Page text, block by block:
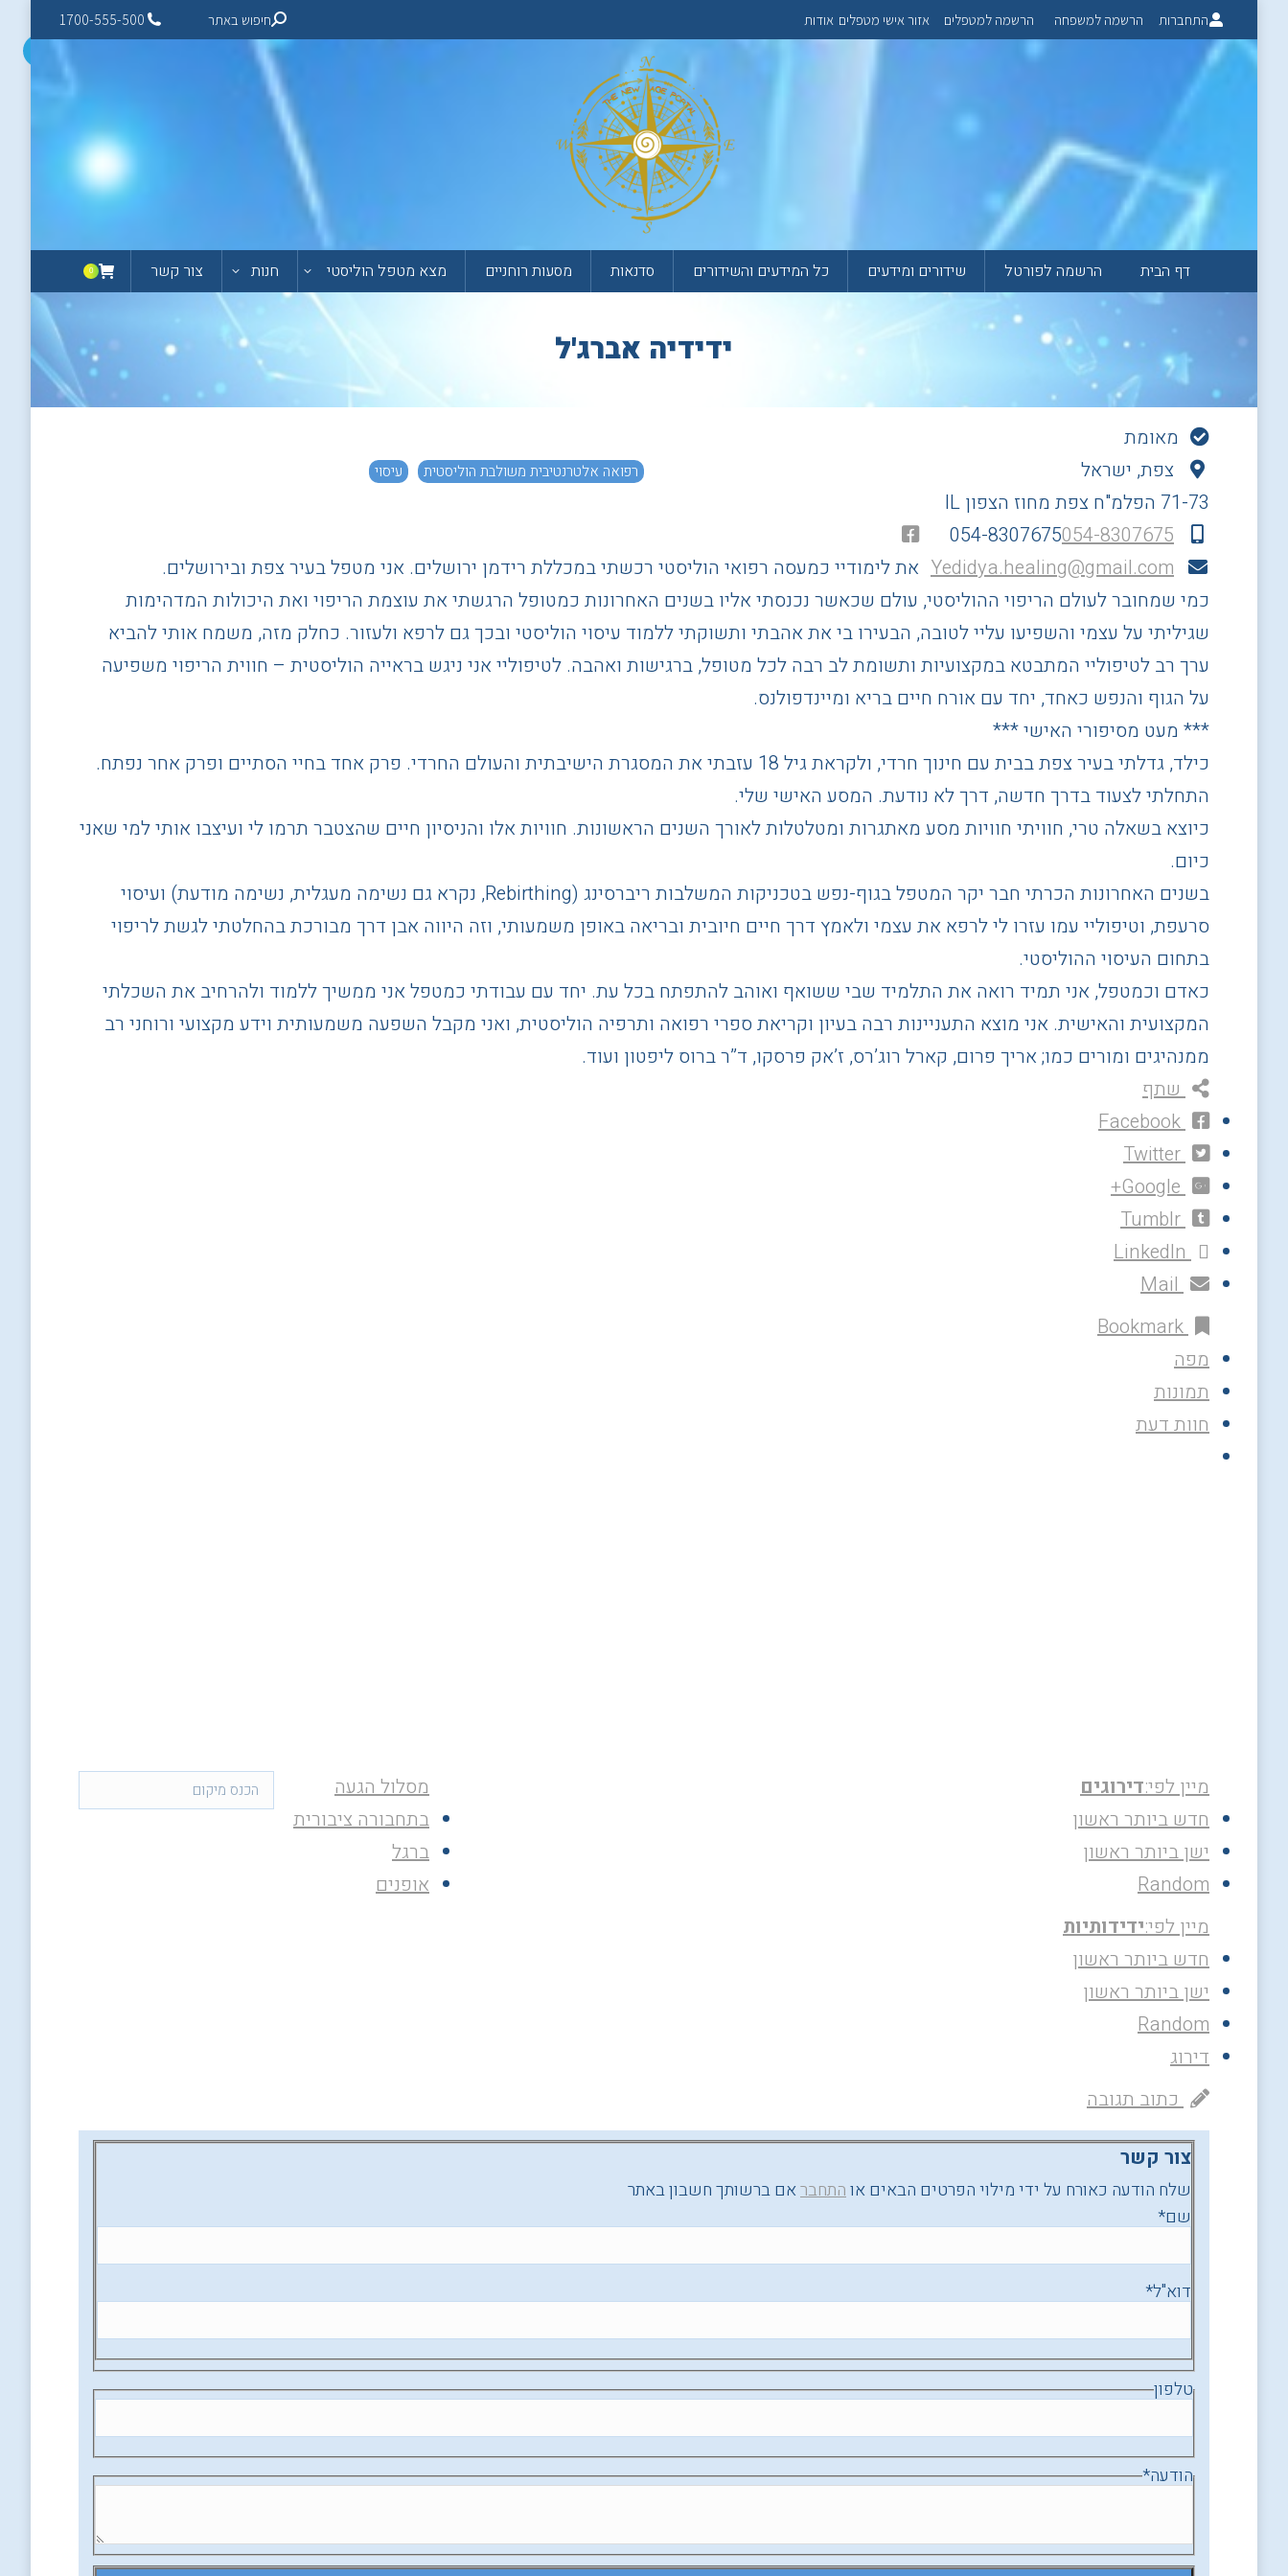
התחברות הרשמה למשפחה הרשמה למטפלים אזור אישי מטפלים אודות חיפוש באתר 1700-555-500
דף הבית הרשמה לפורטל שידורים ומידעים כל המידעים והשידורים סדנאות מסעות רוחניים מצא מטפל הוליסטי חנות צור קשר 0
ידידיה אברג'ל
מאומת
רפואה אלטרנטיבית משולבת הוליסטית עיסוי
צפת, ישראל
71-73 הפלמ"ח
צפת מחוז הצפון IL
054-8307675054-8307675
Yedidya.healing@gmail.com את לימודיי כמעסה רפואי הוליסטי רכשתי במכללת רידמן ירושלים. אני מטפל בעיר צפת ובירושלים.
כמי שמחובר לעולם הריפוי ההוליסטי, עולם שכאשר נכנסתי אליו בשנים האחרונות כמטופל הרגשתי את עוצמת הריפוי ואת היכולות המדהימות
שגיליתי על עצמי והשפיעו עליי לטובה, הבעירו בי את אהבתי ותשוקתי ללמוד עיסוי הוליסטי ובכך גם לרפא ולעזור. כחלק מזה, משמח אותי להביא
ערך רב לטיפוליי המתבטא במקצועיות ותשומת לב רבה לכל מטופל, ברגישות ואהבה. לטיפוליי אני ניגש בראייה הוליסטית – חווית הריפוי משפיעה
על הגוף והנפש כאחד, יחד עם אורח חיים בריא ומיינדפולנס.
*** מעט מסיפורי האישי ***
כילד, גדלתי בעיר צפת בבית עם חינוך חרדי, ולקראת גיל 18 עזבתי את המסגרת הישיבתית והעולם החרדי. פרק אחד בחיי הסתיים ופרק אחר נפתח.
התחלתי לצעוד בדרך חדשה, דרך לא נודעת. המסע האישי שלי.
כיוצא בשאלה טרי, חוויתי חוויות מסע מאתגרות ומטלטלות לאורך השנים הראשונות. חוויות אלו והניסיון חיים שהצטבר תרמו לי ועיצבו אותי למי שאני
כיום.
בשנים האחרונות הכרתי חבר יקר המטפל בגוף-נפש בטכניקות המשלבות ריברסינג (Rebirthing, נקרא גם נשימה מעגלית, נשימה מודעת) ועיסוי
סרעפת, וטיפוליי עמו עזרו לי לרפא את עצמי ולאמץ דרך חיים חיובית ובריאה באופן משמעותי, וזה היווה אבן דרך מבורכת בהחלטתי לגשת לריפוי
בתחום העיסוי ההוליסטי.
כאדם וכמטפל, אני תמיד רואה את התלמיד שבי ששואף ואוהב להתפתח בכל עת. יחד עם עבודתי כמטפל אני ממשיך ללמוד ולהרחיב את השכלתי
המקצועית והאישית. אני מוצא התעניינות רבה בעיון וקריאת ספרי רפואה ותרפיה הוליסטית, ואני מקבל השפעה משמעותית וידע מקצועי ורוחני רב
ממנהיגים ומורים כמו; אריך פרום, קארל רוג’רס, ז’אק פרסקו, ד”ר ברוס ליפטון ועוד.
שתף
Facebook
Twitter
Google+
Tumblr
LinkedIn
Mail
Bookmark
מפה
תמונות
חוות דעת
מסלול הגעה
בתחבורה ציבורית
ברגל
אופנים
מיין לפי:דירוגים
חדש ביותר ראשון
ישן ביותר ראשון
Random
מיין לפי:ידידותיות
חדש ביותר ראשון
ישן ביותר ראשון
Random
דירוג
כתוב תגובה
צור קשר
שלח הודעה כאורח על ידי מילוי הפרטים הבאים אוהתחבראם ברשותך חשבון באתר
שם*
דוא"ל*
טלפון
הודעה*